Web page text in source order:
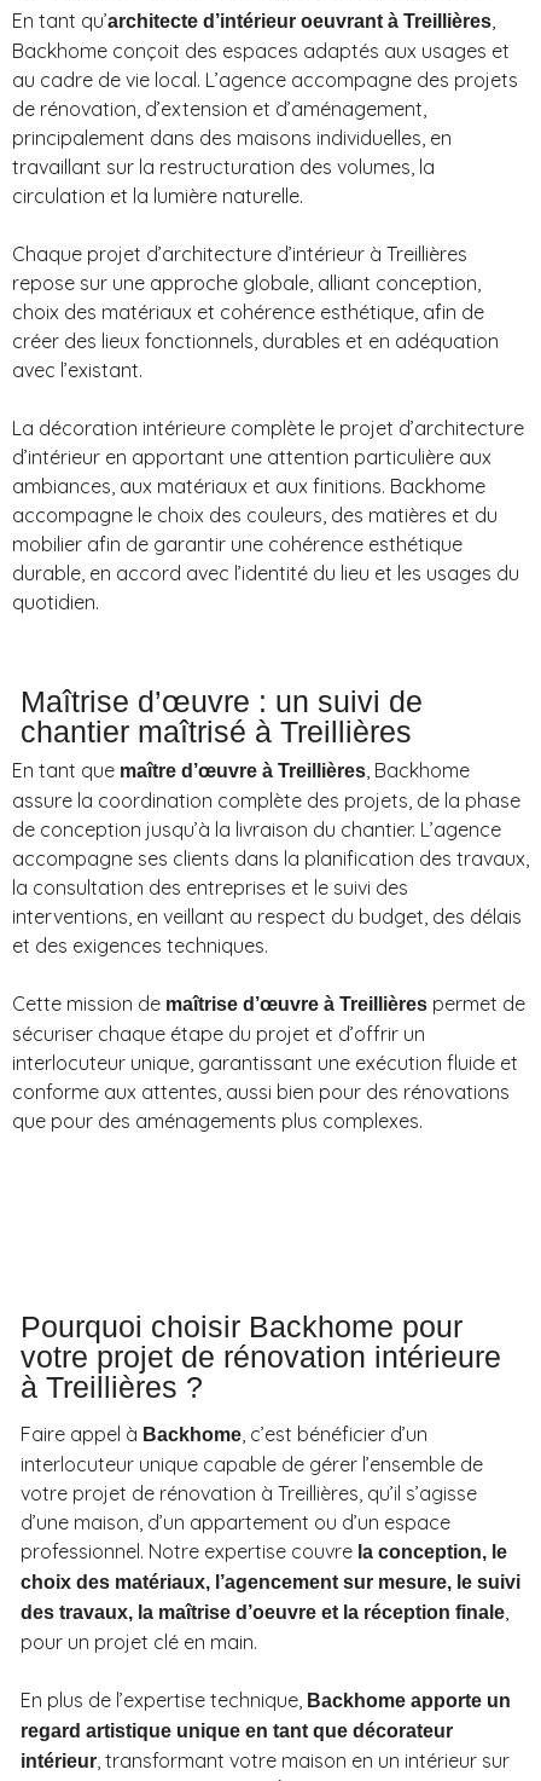
En tant qu’architecte d’intérieur oeuvrant à Treillières,
Backhome conçoit des espaces adaptés aux usages et
au cadre de vie local. L’agence accompagne des projets
de rénovation, d’extension et d’aménagement,
principalement dans des maisons individuelles, en
travaillant sur la restructuration des volumes, la
circulation et la lumière naturelle.
Chaque projet d’architecture d’intérieur à Treillières
repose sur une approche globale, alliant conception,
choix des matériaux et cohérence esthétique, afin de
créer des lieux fonctionnels, durables et en adéquation
avec l’existant.
La décoration intérieure complète le projet d’architecture
d’intérieur en apportant une attention particulière aux
ambiances, aux matériaux et aux finitions. Backhome
accompagne le choix des couleurs, des matières et du
mobilier afin de garantir une cohérence esthétique
durable, en accord avec l’identité du lieu et les usages du
quotidien.
Maîtrise d’œuvre : un suivi de
chantier maîtrisé à Treillières
En tant que maître d’œuvre à Treillières, Backhome
assure la coordination complète des projets, de la phase
de conception jusqu’à la livraison du chantier. L’agence
accompagne ses clients dans la planification des travaux,
la consultation des entreprises et le suivi des
interventions, en veillant au respect du budget, des délais
et des exigences techniques.
Cette mission de maîtrise d’œuvre à Treillières permet de
sécuriser chaque étape du projet et d’offrir un
interlocuteur unique, garantissant une exécution fluide et
conforme aux attentes, aussi bien pour des rénovations
que pour des aménagements plus complexes.
Pourquoi choisir Backhome pour
votre projet de rénovation intérieure
à Treillières ?
Faire appel à Backhome, c’est bénéficier d’un
interlocuteur unique capable de gérer l’ensemble de
votre projet de rénovation à Treillières, qu’il s’agisse
d’une maison, d’un appartement ou d’un espace
professionnel. Notre expertise couvre la conception, le
choix des matériaux, l’agencement sur mesure, le suivi
des travaux, la maîtrise d’oeuvre et la réception finale,
pour un projet clé en main.
En plus de l’expertise technique, Backhome apporte un
regard artistique unique en tant que décorateur
intérieur, transformant votre maison en un intérieur sur